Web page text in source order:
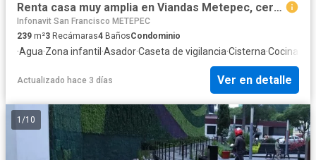
Renta casa muy amplia en Viandas Metepec, cerca de Av. Torres, Tecnológico y Tollocan
Infonavit San Francisco METEPEC
239 m²3 Recámaras4 BañosCondominio
·Agua·Zona infantil ·Asador·Caseta de vigilancia·Cisterna·Cocina
Actualizado hace 3 días Ver en detalle
1 /10